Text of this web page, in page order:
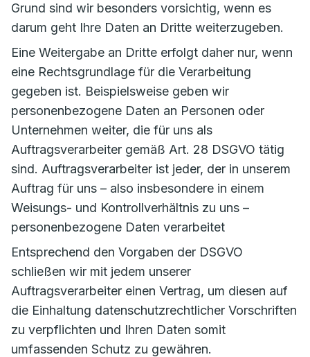
Grund sind wir besonders vorsichtig, wenn es
darum geht Ihre Daten an Dritte weiterzugeben.
Eine Weitergabe an Dritte erfolgt daher nur, wenn
eine Rechtsgrundlage für die Verarbeitung
gegeben ist. Beispielsweise geben wir
personenbezogene Daten an Personen oder
Unternehmen weiter, die für uns als
Auftragsverarbeiter gemäß Art. 28 DSGVO tätig
sind. Auftragsverarbeiter ist jeder, der in unserem
Auftrag für uns – also insbesondere in einem
Weisungs- und Kontrollverhältnis zu uns –
personenbezogene Daten verarbeitet
Entsprechend den Vorgaben der DSGVO
schließen wir mit jedem unserer
Auftragsverarbeiter einen Vertrag, um diesen auf
die Einhaltung datenschutzrechtlicher Vorschriften
zu verpflichten und Ihren Daten somit
umfassenden Schutz zu gewähren.